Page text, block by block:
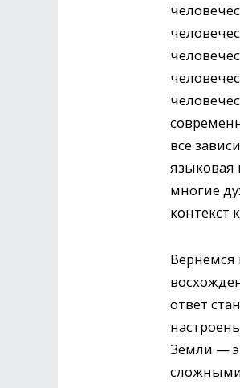
все
языковая
многие
контекст
Вернемся
ответ
Земли —